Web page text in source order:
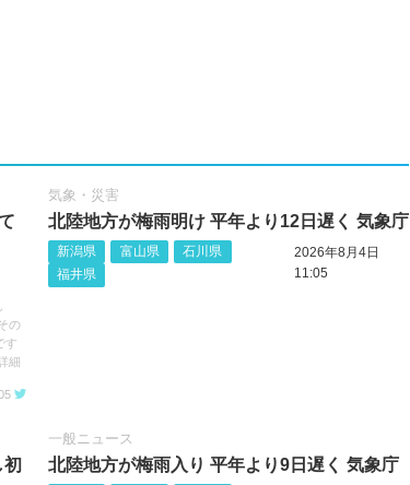
の
す
細
気象・災害
北陸地方が梅雨明け 平年より12日遅く 気象庁
新潟県 富山県
石川県
福井県
2026年8月4日
11:05
一般ニュース
北陸地方が梅雨入り 平年より9日遅く 気象庁